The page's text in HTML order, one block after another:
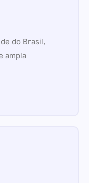
do Brasil,
ampla